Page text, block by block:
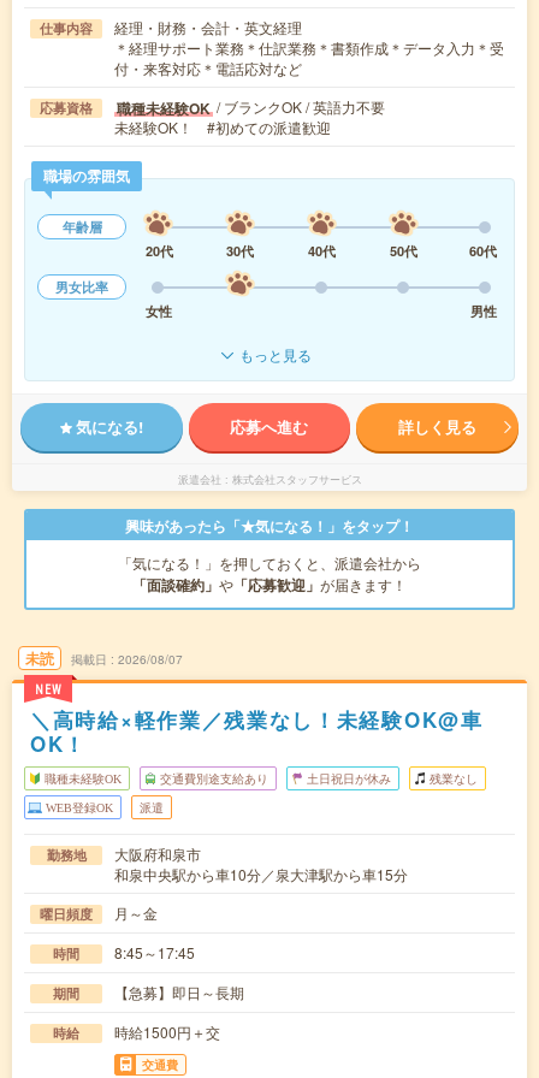
仕事内容
経理・財務・会計・英文経理
＊経理サポート業務＊仕訳業務＊書類作成＊データ入力＊受
付・来客対応＊電話応対など
応募資格 職種未経験OK / ブランクOK / 英語力不要
未経験OK！ #初めての派遣歓迎
職場の雰囲気
年齢層
20代
30代 40代 50代
60代
男女比率
女性
男性
もっと見る
気になる! 応募へ進む 詳しく見る
派遣会社 株式会社スタッフサービス
興味があったら「★気になる！」をタップ！
「気になる！」を押しておくと、派遣会社から
「面談確約」 や 「応募歓迎」 が届きます！
未読
NEW
掲載日 2026/08/07
＼高時給×軽作業／残業なし！未経験OK@車
OK！
職種未経験OK 交通費別途支給あり 土日祝日が休み 残業なし
WEB登録OK 派遣
勤務地
大阪府和泉市
和泉中央駅から車10分／泉大津駅から車15分
曜日頻度 月～金
時間 8:45～17:45
期間 【急募】即日～長期
時給 時給1500円＋交
交通費